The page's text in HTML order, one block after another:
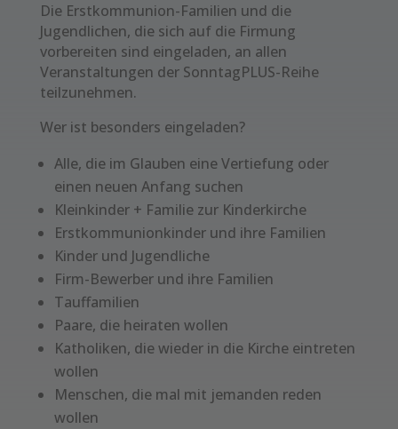
Die Erstkommunion-Familien und die
Jugendlichen, die sich auf die Firmung
vorbereiten sind eingeladen, an allen
Veranstaltungen der SonntagPLUS-Reihe
teilzunehmen.
Wer ist besonders eingeladen?
Alle, die im Glauben eine Vertiefung oder
einen neuen Anfang suchen
Kleinkinder + Familie zur Kinderkirche
Erstkommunionkinder und ihre Familien
Kinder und Jugendliche
Firm-Bewerber und ihre Familien
Tauffamilien
Paare, die heiraten wollen
Katholiken, die wieder in die Kirche eintreten
wollen
Menschen, die mal mit jemanden reden
wollen